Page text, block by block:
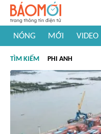
NÓNG MỚI VIDEO
#Khám phá thế giới
TÌM KIẾM PHI ANH